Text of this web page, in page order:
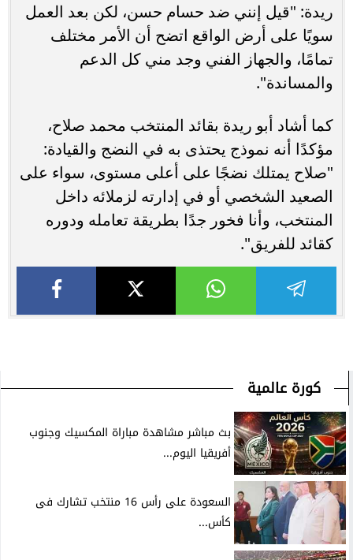
ريدة: "قيل إنني ضد حسام حسن، لكن بعد العمل
سويًا على أرض الواقع اتضح أن الأمر مختلف
تمامًا، والجهاز الفني وجد مني كل الدعم
والمساندة".
كما أشاد أبو ريدة بقائد المنتخب محمد صلاح،
مؤكدًا أنه نموذج يحتذى به في النضج والقيادة:
"صلاح يمتلك نضجًا على أعلى مستوى، سواء على
الصعيد الشخصي أو في إدارته لزملائه داخل
المنتخب، وأنا فخور جدًا بطريقة تعامله ودوره
كقائد للفريق".
كورة عالمية
بث مباشر مشاهدة مباراة المكسيك وجنوب
أفريقيا اليوم...
السعودة على رأس 16 منتخب تشارك فى
كأس...